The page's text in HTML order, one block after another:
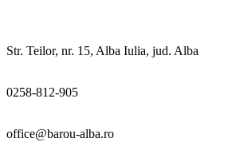
Str. Teilor, nr. 15, Alba Iulia, jud. Alba
0258-812-905
office@barou-alba.ro